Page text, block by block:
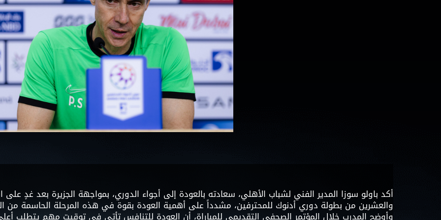
سوبر شيلد الإمارات العربية
المتحدة - قطرات
درع التحدي
أكد باولو سوزا المدير الفني لشباب الأهلي، سعادته بالعودة إلى أجواء الدوري، بمواجهة الجزيرة بعد غدٍ
والعشرين من بطولة دوري أدنوك للمحترفين، مشدداً على أهمية العودة بقوة في هذه المرحلة الحاسمة من
وأوضح المدرب خلال المؤتمر الصحفي التقديمي للمباراة، أن العودة للتنافس تأتي في توقيت مهم يتطلب